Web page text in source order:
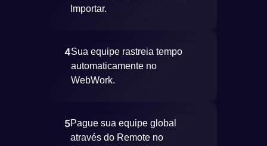
Importar.
4Sua equipe rastreia tempo
automaticamente no
WebWork.
5Pague sua equipe global
através do Remote no